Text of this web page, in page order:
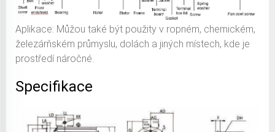
Aplikace: Můžou také být použity v ropném, chemickém,
železárňském průmyslu, dolách a jiných místech, kde je
prostředí náročné.
Specifikace